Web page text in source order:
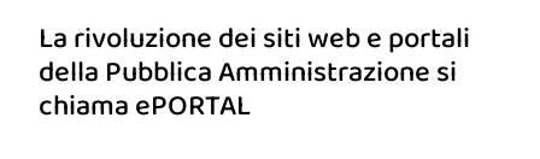
La rivoluzione dei siti web e portali
della Pubblica Amministrazione si
chiama ePORTAL